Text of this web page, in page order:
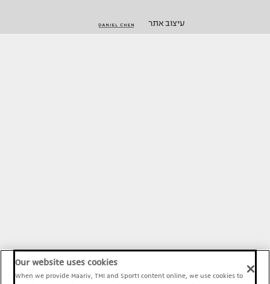
עיצוב אתר
Our website uses cookies
When we provide Maariv, TMI and Sport1 content online, we use cookies to